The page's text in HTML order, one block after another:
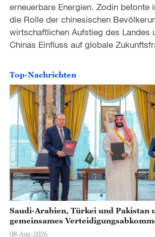
i
d
o
erneuerbare Energien. Zodin betonte
die Rolle der chinesischen
wirtschaftlichen Aufstieg des Landes
Chinas Einfluss auf globale
Top-Nachrichten
Saudi-Arabien, Türkei und Pakistan
gemeinsames
08-Aug-2026